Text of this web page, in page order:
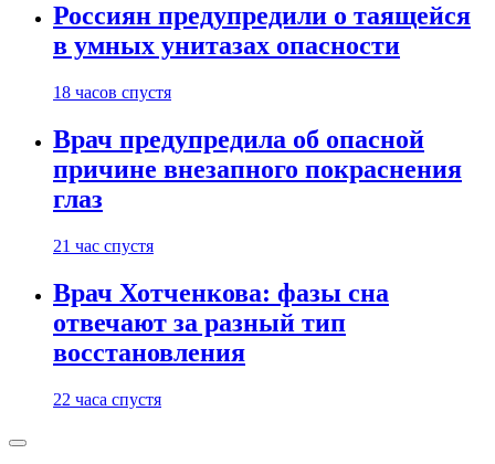
Россиян предупредили о таящейся
в умных унитазах опасности
18 часов спустя
Врач предупредила об опасной
причине внезапного покраснения
глаз
21 час спустя
Врач Хотченкова: фазы сна
отвечают за разный тип
восстановления
22 часа спустя